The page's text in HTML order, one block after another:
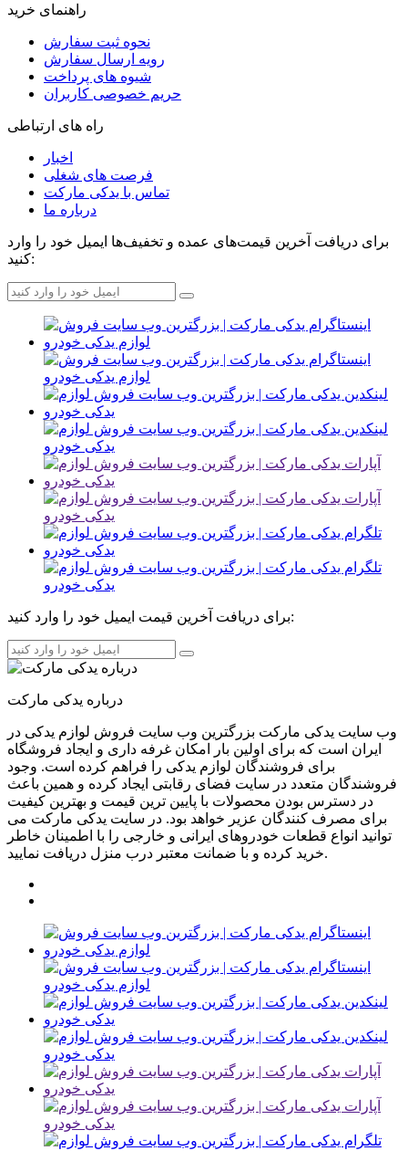
راهنمای خرید
نحوه ثبت سفارش
رویه ارسال سفارش
شیوه های پرداخت
حریم خصوصی کاربران
راه های ارتباطی
اخبار
فرصت های شغلی
تماس با یدکی مارکت
درباره ما
برای دریافت آخرین قیمت‌های عمده و تخفیف‌ها ایمیل خود را وارد
کنید:
برای دریافت آخرین قیمت ایمیل خود را وارد کنید:
درباره یدکی مارکت
وب سایت یدکی مارکت بزرگترین وب سایت فروش لوازم یدکی در
ایران است که برای اولین بار امکان غرفه داری و ایجاد فروشگاه
برای فروشندگان لوازم یدکی را فراهم کرده است. وجود
فروشندگان متعدد در سایت فضای رقابتی ایجاد کرده و همین باعث
در دسترس بودن محصولات با پایین ترین قیمت و بهترین کیفیت
برای مصرف کنندگان عزیر خواهد بود. در سایت یدکی مارکت می
توانید انواع قطعات خودروهای ایرانی و خارجی را با اطمینان خاطر
خرید کرده و با ضمانت معتبر درب منزل دریافت نمایید.